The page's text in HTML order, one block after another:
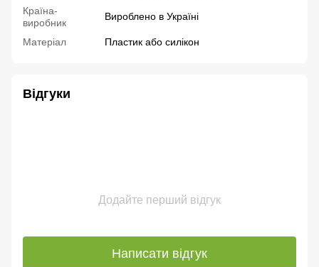
Країна-
виробник
Вироблено в Україні
Матеріал Пластик або силікон
Відгуки
Додайте перший відгук
Написати відгук